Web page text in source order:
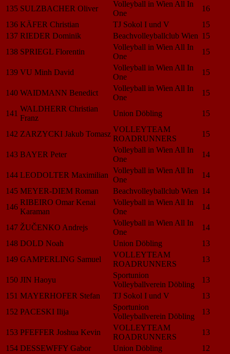
135 SULZBACHER Oliver
Volleyball in Wien All In
One
16
136 KÄFER Christian TJ Sokol I und V
15
137 RIEDER Dominik Beachvolleyballclub Wien 15
138 SPRIEGL Florentin
Volleyball in Wien All In
One
15
139 VU Minh David
Volleyball in Wien All In
One
15
140 WAIDMANN Benedict
Volleyball in Wien All In
One
15
141
WALDHERR Christian
Franz
Union Döbling 15
142 ZARZYCKI Jakub Tomasz
VOLLEYTEAM
ROADRUNNERS
15
143 BAYER Peter
Volleyball in Wien All In
One
14
144 LEODOLTER Maximilian
Volleyball in Wien All In
One
14
145 MEYER-DIEM Roman Beachvolleyballclub Wien 14
146
RIBEIRO Omar Kenai
Karaman
Volleyball in Wien All In
One
14
147 ŽUČENKO Andrejs
Volleyball in Wien All In
One
14
148 DOLD Noah Union Döbling
13
149 GAMPERLING Samuel
VOLLEYTEAM
ROADRUNNERS
13
150 JIN Haoyu
Sportunion
Volleyballverein Döbling
13
151 MAYERHOFER Stefan TJ Sokol I und V
13
152 PACESKI Ilija
Sportunion
Volleyballverein Döbling
13
153 PFEFFER Joshua Kevin
VOLLEYTEAM
ROADRUNNERS
13
154 DESSEWFFY Gabor Union Döbling
12